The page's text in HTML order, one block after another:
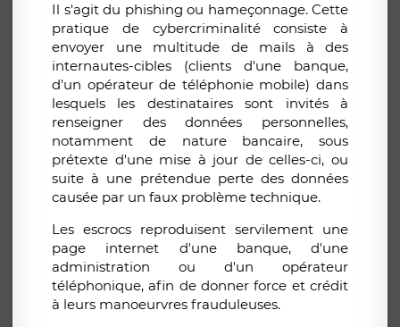
Il s'agit du phishing ou hameçonnage. Cette
pratique de cybercriminalité consiste à
envoyer une multitude de mails à des
internautes-cibles (clients d'une banque,
d'un opérateur de téléphonie mobile) dans
lesquels les destinataires sont invités à
renseigner des données personnelles,
notamment de nature bancaire, sous
prétexte d'une mise à jour de celles-ci, ou
suite à une prétendue perte des données
causée par un faux problème technique.
Les escrocs reproduisent servilement une
page internet d'une banque, d'une
administration ou d'un opérateur
téléphonique, afin de donner force et crédit
à leurs manoeurvres frauduleuses.